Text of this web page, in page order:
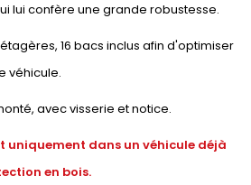
lui confère une grande robustesse.
16 bacs inclus afin d'optimiser
véhicule.
avec visserie et notice.
uniquement dans un véhicule déjà
en bois.